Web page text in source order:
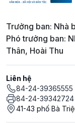
Trưởng ban: Nhà
Phó trưởng ban:
Thân, Hoài Thu
Liên hệ
84-24-39365555
84-24-39342724
41-43 phố Bà